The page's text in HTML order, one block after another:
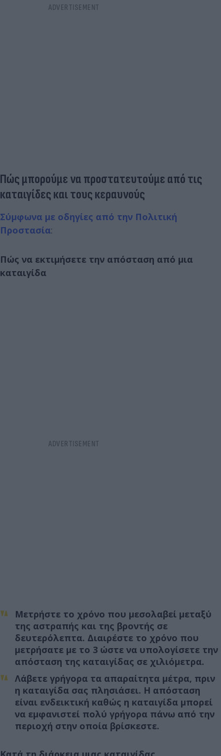
Πώς μπορούμε να προστατευτούμε από τις
καταιγίδες και τους κεραυνούς
Σύμφωνα με οδηγίες από την Πολιτική
Προστασία:
Πώς να εκτιμήσετε την απόσταση από μια
καταιγίδα
Μετρήστε το χρόνο που μεσολαβεί μεταξύ
της αστραπής και της βροντής σε
δευτερόλεπτα. Διαιρέστε το χρόνο που
μετρήσατε με το 3 ώστε να υπολογίσετε την
απόσταση της καταιγίδας σε χιλιόμετρα.
Λάβετε γρήγορα τα απαραίτητα μέτρα, πριν
η καταιγίδα σας πλησιάσει. Η απόσταση
είναι ενδεικτική καθώς η καταιγίδα μπορεί
να εμφανιστεί πολύ γρήγορα πάνω από την
περιοχή στην οποία βρίσκεστε.